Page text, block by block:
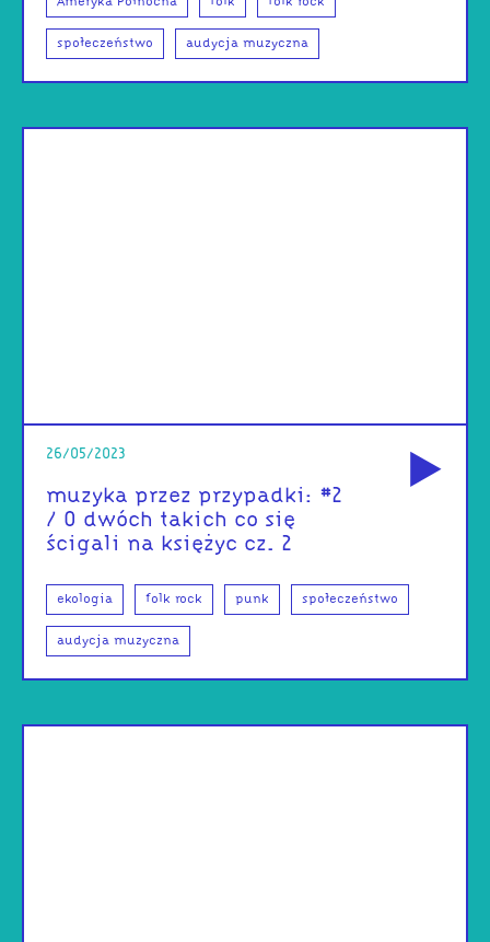
społeczeństwo audycja muzyczna
26/05/2023
muzyka przez przypadki: #2
/ O dwóch takich co się
ścigali na księżyc cz. 2
ekologia folk rock punk społeczeństwo
audycja muzyczna